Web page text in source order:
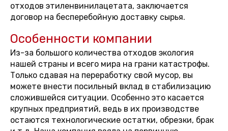
отходов этиленвинилацетата, заключается
договор на бесперебойную доставку сырья.
Особенности компании
Из-за большого количества отходов экология
нашей страны и всего мира на грани катастрофы.
Только сдавая на переработку свой мусор, вы
можете внести посильный вклад в стабилизацию
сложившейся ситуации. Особенно это касается
крупных предприятий, ведь в их производстве
остаются технологические остатки, обрезки, брак